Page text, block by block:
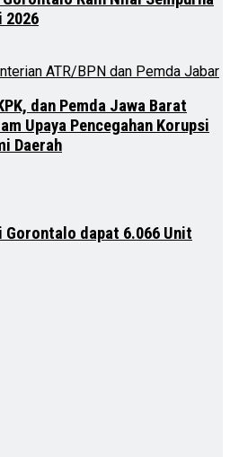
2026
dan Pemda Jawa Barat
Upaya Pencegahan Korupsi
Daerah
Gorontalo dapat 6.066 Unit